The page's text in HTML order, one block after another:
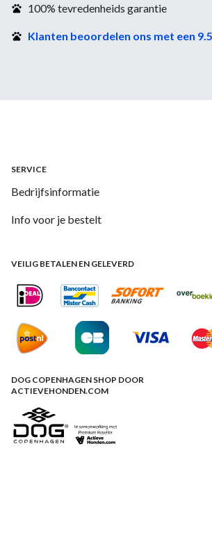
100% tevredenheids garantie
Klanten beoordelen ons met een
SERVICE
Bedrijfsinformatie
Info voor je bestelt
VEILIG BETALEN EN GELEVERD
DOG COPENHAGEN SHOP DOOR
ACTIEVEHONDEN.COM